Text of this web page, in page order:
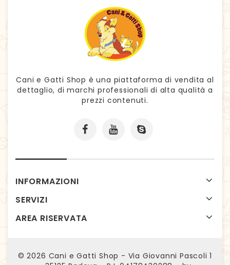
Cani e Gatti Shop è una piattaforma di vendita al
dettaglio, di marchi professionali di alta qualità a
prezzi contenuti.
INFORMAZIONI
SERVIZI
AREA RISERVATA
© 2026 Cani e Gatti Shop - Via Giovanni Pascoli 1